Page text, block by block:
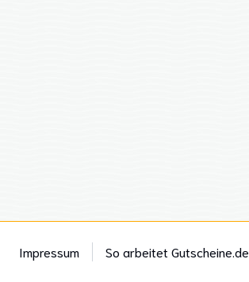
Impressum So arbeitet Gutscheine.de